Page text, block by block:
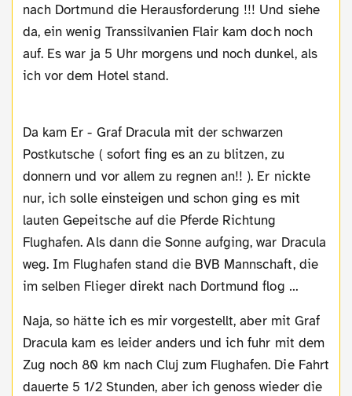
nach Dortmund die Herausforderung !!! Und siehe
da, ein wenig Transsilvanien Flair kam doch noch
auf. Es war ja 5 Uhr morgens und noch dunkel, als
ich vor dem Hotel stand.
Da kam Er - Graf Dracula mit der schwarzen
Postkutsche ( sofort fing es an zu blitzen, zu
donnern und vor allem zu regnen an!! ). Er nickte
nur, ich solle einsteigen und schon ging es mit
lauten Gepeitsche auf die Pferde Richtung
Flughafen. Als dann die Sonne aufging, war Dracula
weg. Im Flughafen stand die BVB Mannschaft, die
im selben Flieger direkt nach Dortmund flog …
Naja, so hätte ich es mir vorgestellt, aber mit Graf
Dracula kam es leider anders und ich fuhr mit dem
Zug noch 80 km nach Cluj zum Flughafen. Die Fahrt
dauerte 5 1/2 Stunden, aber ich genoss wieder die